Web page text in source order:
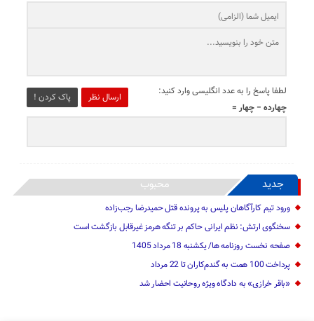
ارسال نظر پاک کردن !
لطفا پاسخ را به عدد انگلیسی وارد کنید:
چهارده − چهار =
جدید محبوب
ورود تیم کارآگاهان پلیس به پرونده قتل حمیدرضا رجب‌زاده
سخنگوی ارتش: نظم ایرانی حاکم بر تنگه هرمز غیرقابل بازگشت است
صفحه نخست روزنامه ها/ یکشنبه 18 مرداد 1405
پرداخت 100 همت به گندم‌کاران تا 22 مرداد
«باقر خرازی» به دادگاه ویژه روحانیت احضار شد